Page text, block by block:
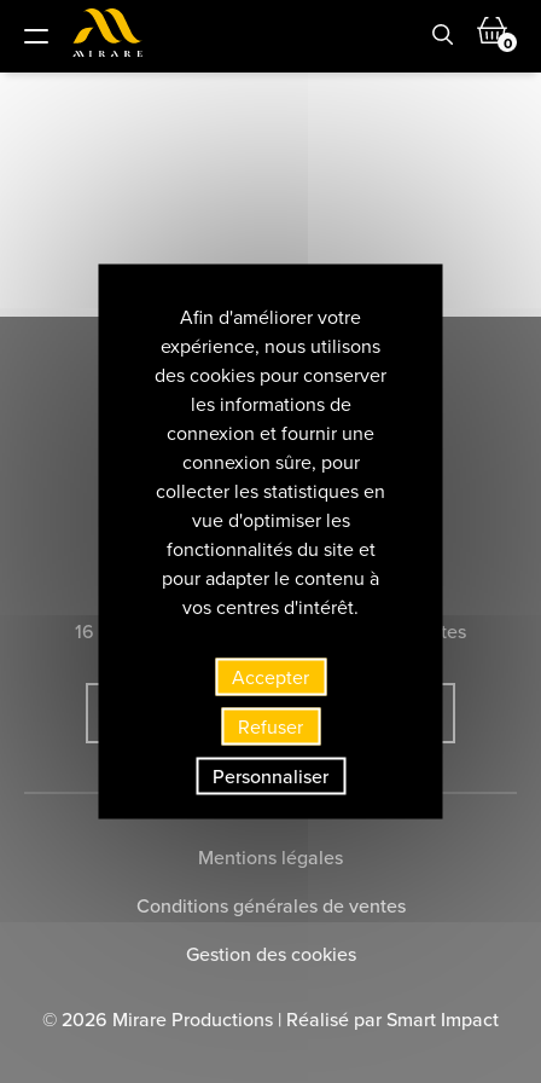
0
CONTACTEZ-NOUS
16 rue Marie-Anne du Boccage 44000 Nantes
INSCRIVEZ-VOUS À LA NEWSLETTER
Mentions légales
Conditions générales de ventes
Gestion des cookies
© 2026 Mirare Productions | Réalisé parSmart Impact
Afin d'améliorer votre
expérience, nous utilisons
des cookies pour conserver
les informations de
connexion et fournir une
connexion sûre, pour
collecter les statistiques en
vue d'optimiser les
fonctionnalités du site et
pour adapter le contenu à
vos centres d'intérêt.
Accepter
Refuser
Personnaliser